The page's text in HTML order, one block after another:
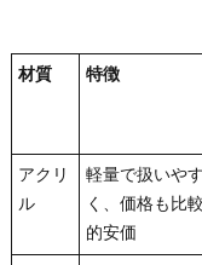
材質 特徴
アクリ
ル
軽量で扱いやす
く、価格も比
的安価